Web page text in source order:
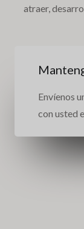
atraer,
Envíenos
con usted